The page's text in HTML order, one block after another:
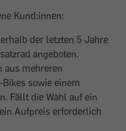
Kund:innen:
der letzten 5 Jahre
angeboten.
aus mehreren
sowie einem
Fällt die Wahl auf ein
Aufpreis erforderlich